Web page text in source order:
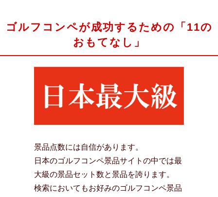
ゴルフコンペが成功するための「11の
おもてなし」
景品点数には自信があります。
日本のゴルフコンペ景品サイトの中では最
大級の景品セット数と景品を誇ります。
検索においてもお好みのゴルフコンペ景品